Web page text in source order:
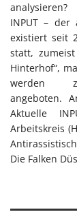
analysieren?
INPUT – der
existiert seit
statt,
Hinterhof“,
werden
angeboten.
Aktuelle
Arbeitskreis
Die Falken